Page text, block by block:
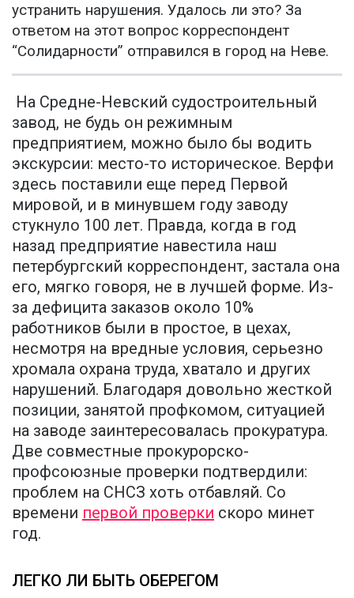
устранить нарушения. Удалось ли это? За
ответом на этот вопрос корреспондент
“Солидарности” отправился в город на Неве.
На Средне-Невский судостроительный
завод, не будь он режимным
предприятием, можно было бы водить
экскурсии: место-то историческое. Верфи
здесь поставили еще перед Первой
мировой, и в минувшем году заводу
стукнуло 100 лет. Правда, когда в год
назад предприятие навестила наш
петербургский корреспондент, застала она
его, мягко говоря, не в лучшей форме. Из-
за дефицита заказов около 10%
работников были в простое, в цехах,
несмотря на вредные условия, серьезно
хромала охрана труда, хватало и других
нарушений. Благодаря довольно жесткой
позиции, занятой профкомом, ситуацией
на заводе заинтересовалась прокуратура.
Две совместные прокурорско-
профсоюзные проверки подтвердили:
проблем на СНСЗ хоть отбавляй. Со
времени первой проверки скоро минет
год.
ЛЕГКО ЛИ БЫТЬ ОБЕРЕГОМ